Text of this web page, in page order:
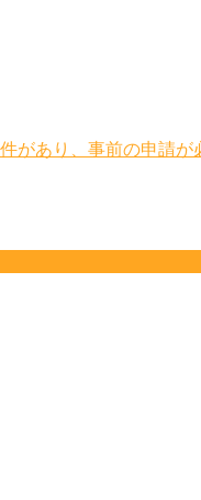
があり、事前の申請